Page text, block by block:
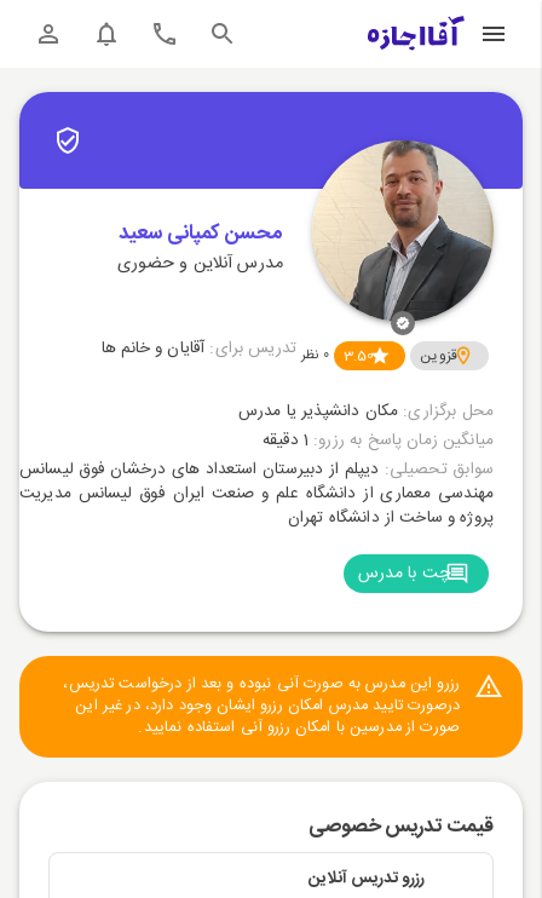
محسن کمپانی سعید
مدرس آنلاین و حضوری
قزوین 3.50
0 نظر تدریس برای: آقایان و خانم ها
محل برگزاری: مکان دانشپذیر یا مدرس
میانگین زمان پاسخ به رزرو: 1 دقیقه
سوابق تحصیلی: دیپلم از دبیرستان استعداد های درخشان فوق لیسانس
مهندسی معماری از دانشگاه علم و صنعت ایران فوق لیسانس مدیریت
پروژه و ساخت از دانشگاه تهران
چت با مدرس
رزرو این مدرس به صورت آنی نبوده و بعد از درخواست تدریس،
درصورت تایید مدرس امکان رزرو ایشان وجود دارد، در غیر این
صورت از مدرسین با امکان رزرو آنی استفاده نمایید.
قیمت تدریس خصوصی
رزرو تدریس آنلاین